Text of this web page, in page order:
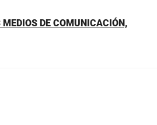
DE COMUNICACIÓN,